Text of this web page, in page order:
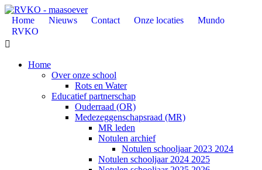
Home Nieuws Contact Onze locaties
Mundo
RVKO

Home
Over onze school
Rots en Water
Educatief partnerschap
Ouderraad (OR)
Medezeggenschapsraad (MR)
MR leden
Notulen archief
Notulen schooljaar 2023 2024
Notulen schooljaar 2024 2025